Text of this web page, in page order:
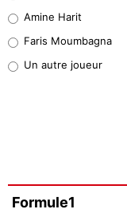
1%
9%
Faris Moumbagna
Amine Harit
Faris Moumbagna
Un autre joueur
Formule1